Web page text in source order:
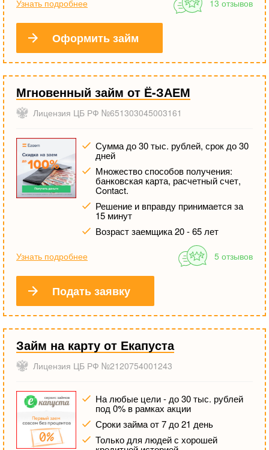
Узнать подробнее 13 отзывов
Оформить займ
Мгновенный займ от Ё-ЗАЕМ
Лицензия ЦБ РФ №651303045003161
Сумма до 30 тыс. рублей, срок до 30
дней
Множество способов получения:
банковская карта, расчетный счет,
Contact.
Решение и вправду принимается за
15 минут
Возраст заемщика 20 - 65 лет
Узнать подробнее 5 отзывов
Подать заявку
Займ на карту от Екапуста
Лицензия ЦБ РФ №2120754001243
На любые цели - до 30 тыс. рублей
под 0% в рамках акции
Сроки займа от 7 до 21 день
Только для людей с хорошей